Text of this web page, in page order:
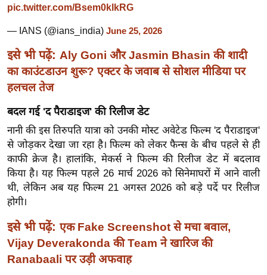
श
ख्सि
त
यं
ग
इं
डि
या
सा
हि
त्य
ज
ग
त
ऑ
टो
pic.twitter.com/Bsem0klkRG
— IANS (@ians_india) June 25, 2026
इसे भी पढ़ें: Aly Goni और Jasmin Bhasin की शादी
का काउंटडाउन शुरू? एक्टर के जवाब से सोशल मीडिया पर
हलचल तेज
बदल गई 'द पैराडाइज' की रिलीज डेट
नानी की इस तिरुपति यात्रा को उनकी मोस्ट अवेटेड फिल्म 'द पैराडाइज'
से जोड़कर देखा जा रहा है। फिल्म को लेकर फैन्स के बीच पहले से ही
काफी क्रेज है। हालांकि, मेकर्स ने फिल्म की रिलीज डेट में बदलाव
किया है। यह फिल्म पहले 26 मार्च 2026 को सिनेमाघरों में आने वाली
थी, लेकिन अब यह फिल्म 21 अगस्त 2026 को बड़े पर्दे पर रिलीज
होगी।
इसे भी पढ़ें: एक Fake Screenshot से मचा बवाल,
Vijay Deverakonda की Team ने खारिज की
Ranabaali पर उड़ी अफवाह